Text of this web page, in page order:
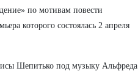
по мотивам повести
которого состоялась 2 апреля
Шепитько под музыку Альфреда